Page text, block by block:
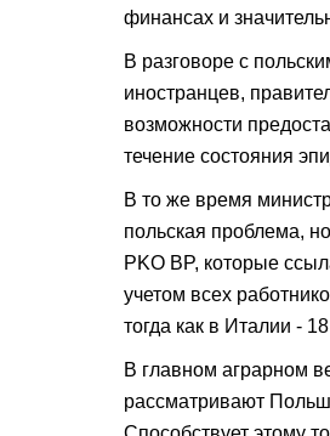
финансах и
В разговоре с
иностранцев,
возможности
течение состояния
В то же время министр
польская проблема,
PKO BP, которые
учетом всех
тогда как в Италии -
В главном аграрном
рассматривают